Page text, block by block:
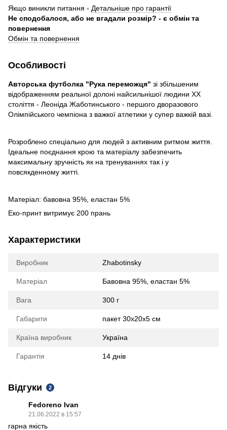
Якщо виникли питання - Детальніше про гарантії
Не сподобалося, або не вгадали розмір? - є обмін та
повернення
Обмін та повернення
Особливості
Авторська футболка "Рука переможця" зі збільшеним
відображенням реальної долоні найсильнішої людини XX
століття - Леоніда Жаботинського - першого дворазового
Олімпійського чемпіона з важкої атлетики у супер важкій вазі.
Розроблено спеціально для людей з активним ритмом життя.
Ідеальне поєднання крою та матеріалу забезпечить
максимальну зручність як на тренуваннях так і у
повсякденному житті.
Матеріал: бавовна 95%, еластан 5%
Еко-принт витримує 200 прань
Характеристики
Виробник Zhabotinsky
Матеріал Бавовна 95%, еластан 5%
Вага 300 г
Габарити пакет 30х20х5 см
Країна виробник Україна
Гарантія 14 днів
Відгуки 2
Fedoreno Ivan
21.06.2022 в 15:57
гарна якість